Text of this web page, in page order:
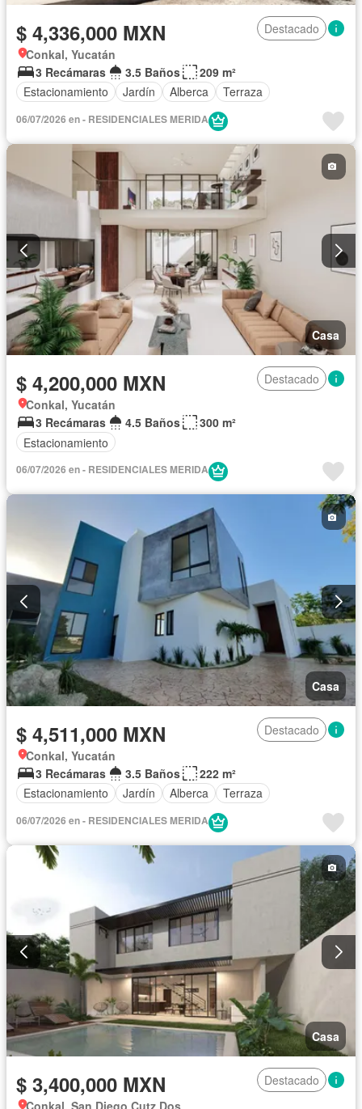
$ 4,336,000 MXN
Destacado
Conkal, Yucatán
3 Recámaras
3.5 Baños
209 m²
Estacionamiento
Jardín Alberca Terraza
06/07/2026 en - RESIDENCIALES MERIDA
Casa
$ 4,200,000 MXN
Destacado
Conkal, Yucatán
3 Recámaras
4.5 Baños
300 m²
Estacionamiento
06/07/2026 en - RESIDENCIALES MERIDA
Casa
$ 4,511,000 MXN
Destacado
Conkal, Yucatán
3 Recámaras
3.5 Baños
222 m²
Estacionamiento
Jardín Alberca Terraza
06/07/2026 en - RESIDENCIALES MERIDA
Casa
$ 3,400,000 MXN
Destacado